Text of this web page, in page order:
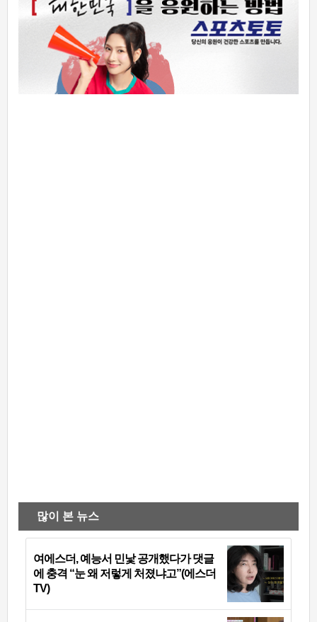
많이 본 뉴스
여에스더, 예능서 민낯 공개했다가 댓글
에 충격 “눈 왜 저렇게 처졌냐고”(에스더
TV)